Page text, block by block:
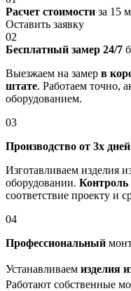
Расчет стоимости за 15
Оставить заявку
02
Бесплатный замер 24/7
Выезжаем на замер в
штате. Работаем точно,
оборудованием.
03
Производство от 3х дней
Изготавливаем изделия
оборудовании. Контроль
соответствие проекту и
04
Профессиональный
Устанавливаем изделия
Работают собственные